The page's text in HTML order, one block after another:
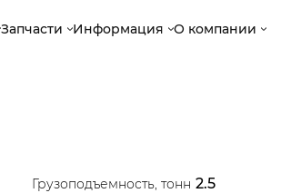
Запчасти Информация О компании
Грузоподъемность, тонн 2.5